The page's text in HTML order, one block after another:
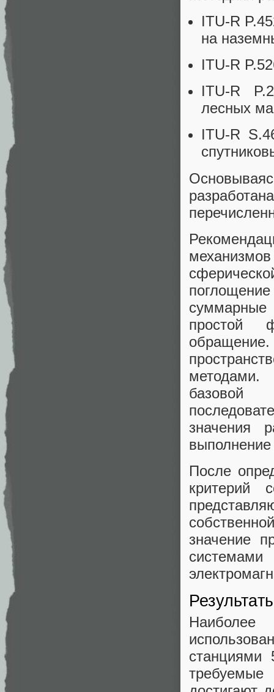
ITU-R
на
ITU-R
ITU-R
лесных
ITU-R
суммарные
простой
обращение.
методами.
базовой
значения
После
критерий
значение
системами
станциями